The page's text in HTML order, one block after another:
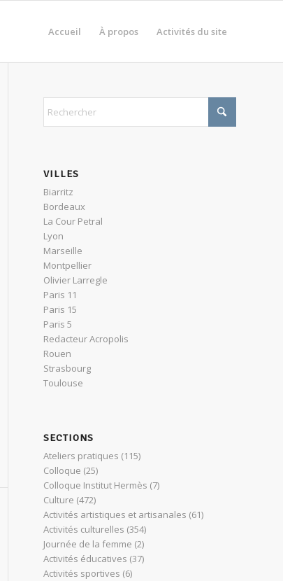
Accueil À propos Activités du site
VILLES
Biarritz
Bordeaux
La Cour Petral
Lyon
Marseille
Montpellier
Olivier Larregle
Paris 11
Paris 15
Paris 5
Redacteur Acropolis
Rouen
Strasbourg
Toulouse
SECTIONS
Ateliers pratiques (115)
Colloque (25)
Colloque Institut Hermès (7)
Culture (472)
Activités artistiques et artisanales (61)
Activités culturelles (354)
Journée de la femme (2)
Activités éducatives (37)
Activités sportives (6)